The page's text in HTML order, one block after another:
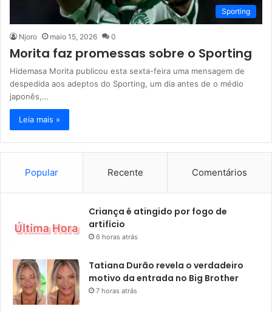
Sporting
Njoro maio 15, 2026 0
Morita faz promessas sobre o Sporting
Hidemasa Morita publicou esta sexta-feira uma mensagem de
despedida aos adeptos do Sporting, um dia antes de o médio
japonês,…
Leia mais »
Popular Recente Comentários
Criança é atingido por fogo de
artifício
6 horas atrás
Tatiana Durão revela o verdadeiro
motivo da entrada no Big Brother
7 horas atrás